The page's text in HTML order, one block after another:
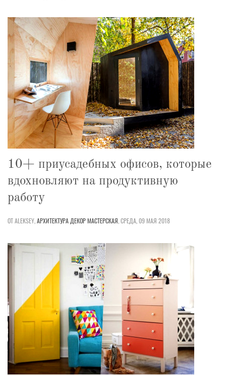
10+ приусадебных офисов, которые
вдохновляют на продуктивную
работу
ОТ ALEKSEY,АРХИТЕКТУРА ДЕКОРМАСТЕРСКАЯ,СРЕДА, 09 МАЯ 2018